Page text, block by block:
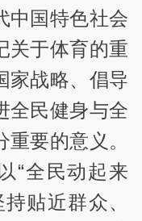
中国特色社会
关于体育的重
家战略、倡导
全民健身与全
要的意义。
“全民动起来
贴近群众、